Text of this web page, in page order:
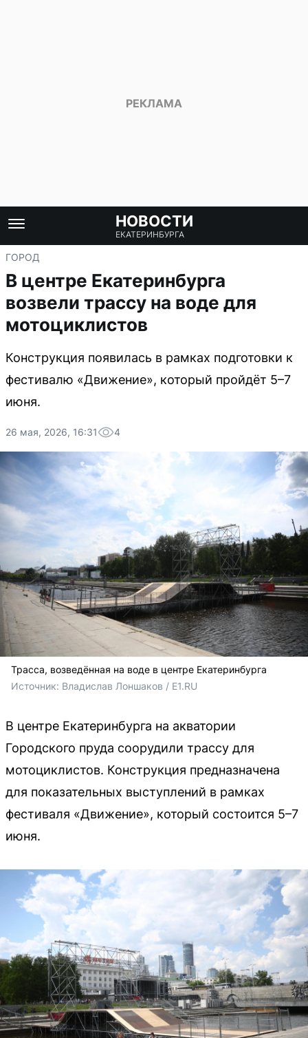
НОВОСТИ
ЕКАТЕРИНБУРГА
ГОРОД
В центре Екатеринбурга
возвели трассу на воде для
мотоциклистов
Конструкция появилась в рамках подготовки к
фестивалю «Движение», который пройдёт 5–7
июня.
26 мая, 2026, 16:31 4
Трасса, возведённая на воде в центре Екатеринбурга
Источник: Владислав Лоншаков / E1.RU
В центре Екатеринбурга на акватории
Городского пруда соорудили трассу для
мотоциклистов. Конструкция предназначена
для показательных выступлений в рамках
фестиваля «Движение», который состоится 5–7
июня.